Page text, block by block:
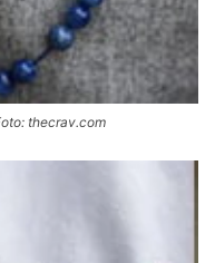
thecrav.com